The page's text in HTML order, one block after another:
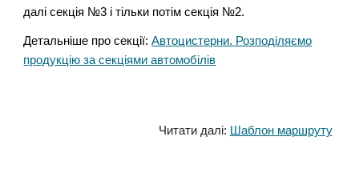
далі секція №3 і тільки потім секція №2.
Детальніше про секції:Автоцистерни. Розподіляємо
продукцію за секціями автомобілів
Читати далі: Шаблон маршруту